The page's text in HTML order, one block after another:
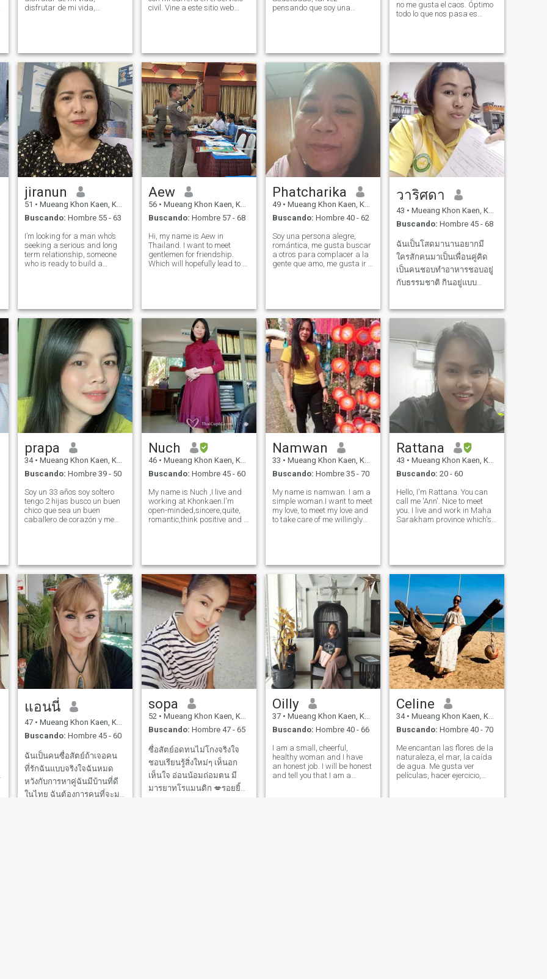
disfrutar de mi vida,
el baile rápido. saltando,
pescando, comprando.
civil. Vine a este sitio web
que eres; me veo a mí misma
como una buena mujer y una
mujer positiva que está lista
para estar a mi lado. De pie
junto a un hombre, de mente
abierta y aceptándose el uno
al otro, y listos para cuidar el
uno del otro.
pensando que soy una
que he construido. Soy dueño
de dos cafeterías en
Tailandia, amo mi trabajo, y
diría que soy inteligente,
amable y considerado. No
necesito el dinero de nadie.
Ya trabajo duro y gano el
mío. Lo que estoy buscando
es simplemente un buen
compañero, alguien genuino
que me trate con respeto.
Podemos hacer una video
charla una vez que nos
hayamos conocido mejor.
conmigo es una pérdida de
tiempo, por favor, salta. Sólo
estoy interesado en alguien
serio, amable, y listo para
significativa.
no me gusta el caos. Óptimo
todo lo que nos pasa es
Soy una Tengo un amor por ti
y tengo un amor por ti, te
amo y te amo y te amo y te
amo. si quieres saber más
sobre la vida, puedes
encontrarla en tu vida. No
soy una persona que tenga
tiempo libre para hablar por
diversión con nadie. Si no
quieres ser honesto, no me
hables. No quiero perder el
tiempo jugando juegos de
amor con nadie Creo que no
voy a tener que hacerlo de
nuevo. Creo que voy a ser
capaz de encontrar una
manera de conseguir una
vida mejor. yo.
jiranun
51 • Mueang Khon Kaen, Khon Kaen, Tailandia
Buscando: Hombre 55 - 63
I’m looking for a man who’s
seeking a serious and long
term relationship, someone
who is ready to build a
interested in someone who a
just looking fo
Aew
56 • Mueang Khon Kaen, Khon Kaen, Tailandia
Buscando: Hombre 57 - 68
Hi, my name is Aew in
Thailand. I want to meet
gentlemen for friendship.
Which will hopefully lead to a
to know me and developing a
re
Phatcharika
49 • Mueang Khon Kaen, Khon Kaen, Tailandia
Buscando: Hombre 40 - 62
Soy una persona alegre,
romántica, me gusta buscar
a otros para complacer a la
gente que amo, me gusta ir a
vida... Buscando a la
persona adecuada, espero
encontrarla aquí.
วาริศดา
43 • Mueang Khon Kaen, Khon Kaen, Tailandia
Buscando: Hombre 45 - 68
ฉันเป็นโสดมานานอยากมี
ใครสักคนมาเป็นเพื่อนคู่คิด
เป็นคนชอบทำอาหารชอบอยู่
กับธรรมชาติ กินอยู่แบบ
ชอบสวดมนต์นั่งสมาธิทำบุญ
กินอยู่แบบธรรมชาตินับถือ
ศาสนาพุทธชอบสวดมนต์นั่ง
สมาธิทำบุญทำใจให้เบิกวานมี
ความสุขสนุกสนาน ชีวิตเรา
มันสั้นขอให้
prapa
34 • Mueang Khon Kaen, Khon Kaen, Tailandia
Buscando: Hombre 39 - 50
Soy un 33 años soy soltero
tengo 2 hijas busco un buen
chico que sea un buen
caballero de corazón y me
Soy una persona de honor
por eso busco un chico que
sea honesto conmigo
también
Nuch
46 • Mueang Khon Kaen, Khon Kaen, Tailandia
Buscando: Hombre 45 - 60
My name is Nuch ,I live and
working at Khonkaen.l'm
open-minded,sincere,quite,
romantic,think positive and l
enjoyed eating. l am a
Namwan
33 • Mueang Khon Kaen, Khon Kaen, Tailandia
Buscando: Hombre 35 - 70
My name is namwan. I am a
simple woman.I want to meet
my love, to meet my love and
to take care of me willingly
mountains And like winte
Rattana
43 • Mueang Khon Kaen, Khon Kaen, Tailandia
Buscando: 20 - 60
Hello, I'm Rattana. You can
call me 'Ann'. Nice to meet
you. I live and work in Maha
Sarakham province which's
honest, nice, caring, fri
แอนนี่
47 • Mueang Khon Kaen, Khon Kaen, Tailandia
Buscando: Hombre 45 - 60
ฉันเป็นคนซื่อสัตย์ถ้าเจอคน
ที่รักฉันแบบจริงใจฉันหมด
หวังกับการหาคู่ฉันมีบ้านที่ดี
ในไทย ฉันต้องการคนที่จะมา
sopa
52 • Mueang Khon Kaen, Khon Kaen, Tailandia
Buscando: Hombre 47 - 65
ซื่อสัตย์อดทนไม่โกงจริงใจ
ชอบเรียนรู้สิ่งใหม่ๆ เห็นอก
เห็นใจ อ่อนน้อมถ่อมตน มี
มารยาทโรแมนติก 💋รอยยิ้ม
Oilly
37 • Mueang Khon Kaen, Khon Kaen, Tailandia
Buscando: Hombre 40 - 66
I am a small, cheerful,
healthy woman and I have
an honest job. I will be honest
and tell you that I am a
Celine
34 • Mueang Khon Kaen, Khon Kaen, Tailandia
Buscando: Hombre 40 - 70
Me encantan las flores de la
naturaleza, el mar, la caída
de agua. Me gusta ver
películas, hacer ejercicio,